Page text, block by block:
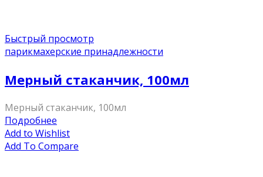
Быстрый просмотр
парикмахерские принадлежности
Мерный стаканчик, 100мл
Мерный стаканчик, 100мл
Подробнее
Add to Wishlist
Add To Compare